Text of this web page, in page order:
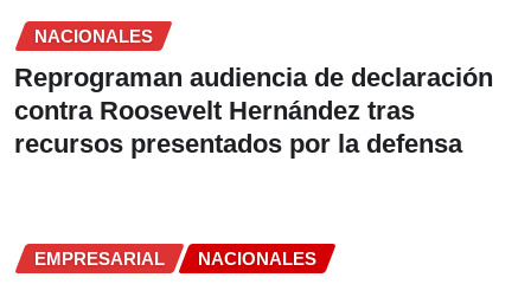
NACIONALES
Reprograman audiencia de declaración
contra Roosevelt Hernández tras
recursos presentados por la defensa
EMPRESARIAL NACIONALES